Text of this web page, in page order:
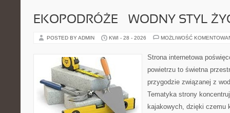
EKOPODRÓŻE – WODNY STYL
POSTED BY ADMIN KWI - 28 - 2026 MOŻLIWOŚĆ
Strona internetowa
powietrzu to świetna
przygodzie związanej z
Tematyka strony
kajakowych, dzięki czemu